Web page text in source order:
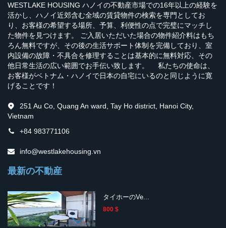
WESTLAKE HOUSING ハノイの不動産市場での16年以上の経験を
活かし、ハノイ近郊含む全域の賃貸物件の検索を専門としてお
り、お客様の希望する場所、予算、利便性の点で完璧にマッチし
た物件を見つけます。 ご入居いただいた場合の物件紹介料はもち
ろん無料ですが、その後の生活サポート体制を完備しており、室
内設備の故障・不具合を修理することは基本的に無料対応、その
他日常生活の広い範囲でお手伝い致します。 私たちの使命は、
お客様がベトナム・ハノイで日本の自宅にいるのと同じように寛
げることです！
251 Au Co, Quang An ward, Tay Ho district, Hanoi City,
Vietnam
+84 983771106
info@westlakehousing.vn
最新の不動産
タイホーのVe...
800 $